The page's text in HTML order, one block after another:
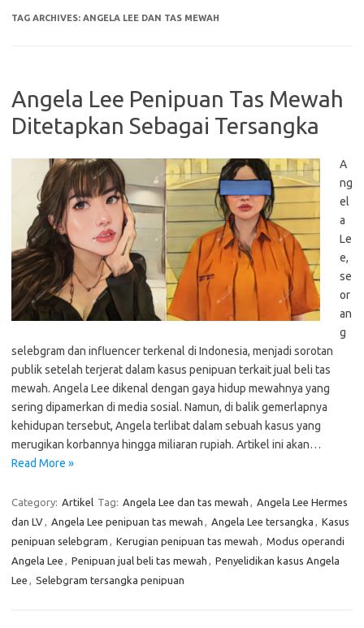
TAG ARCHIVES: ANGELA LEE DAN TAS MEWAH
Angela Lee Penipuan Tas Mewah
Ditetapkan Sebagai Tersangka
A
ng
el
a
Le
e,
se
or
an
g
selebgram dan influencer terkenal di Indonesia, menjadi sorotan
publik setelah terjerat dalam kasus penipuan terkait jual beli tas
mewah. Angela Lee dikenal dengan gaya hidup mewahnya yang
sering dipamerkan di media sosial. Namun, di balik gemerlapnya
kehidupan tersebut, Angela terlibat dalam sebuah kasus yang
merugikan korbannya hingga miliaran rupiah. Artikel ini akan…
Read More »
Category: Artikel Tag: Angela Lee dan tas mewah , Angela Lee Hermes
dan LV, Angela Lee penipuan tas mewah , Angela Lee tersangka , Kasus
penipuan selebgram , Kerugian penipuan tas mewah , Modus operandi
Angela Lee , Penipuan jual beli tas mewah , Penyelidikan kasus Angela
Lee , Selebgram tersangka penipuan